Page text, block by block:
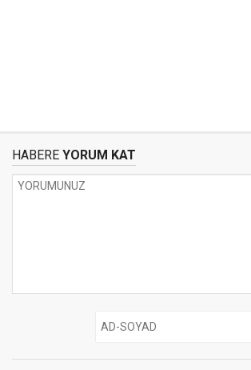
HABERE YORUM KAT